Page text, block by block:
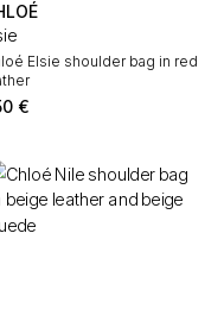
Elsie shoulder bag in red
€